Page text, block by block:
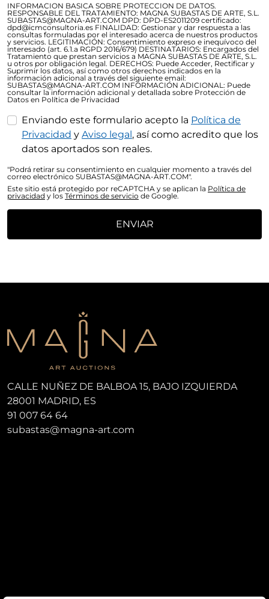
INFORMACION BASICA SOBRE PROTECCION DE DATOS.
RESPONSABLE DEL TRATAMIENTO: MAGNA SUBASTAS DE ARTE, S.L.
SUBASTAS@MAGNA-ART.COM DPD: DPD-ES2011209 certificado:
dpd@icmconsultoria.es FINALIDAD: Gestionar y dar respuesta a las
consultas formuladas por el interesado acerca de nuestros productos
y servicios. LEGITIMACIÓN: Consentimiento expreso e inequívoco del
interesado (art. 6.1.a RGPD 2016/679) DESTINATARIOS: Encargados del
Tratamiento que prestan servicios a MAGNA SUBASTAS DE ARTE, S.L.
u otros por obligación legal. DERECHOS: Puede Acceder, Rectificar y
Suprimir los datos, así como otros derechos indicados en la
información adicional a través del siguiente email:
SUBASTAS@MAGNA-ART.COM INFORMACIÓN ADICIONAL: Puede
consultar la información adicional y detallada sobre Protección de
Datos en Política de Privacidad
Enviando este formulario acepto la Política de
Privacidad y Aviso legal, así como acredito que los
datos aportados son reales.
"Podrá retirar su consentimiento en cualquier momento a través del
correo electrónico SUBASTAS@MAGNA-ART.COM".
Este sitio está protegido por reCAPTCHA y se aplican la Política de
privacidad y los Términos de servicio de Google.
ENVIAR
CALLE NUÑEZ DE BALBOA 15, BAJO IZQUIERDA
28001 MADRID, ES
91 007 64 64
subastas@magna-art.com